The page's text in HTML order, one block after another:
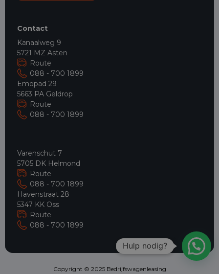
Contact
Kanaalweg 9
5721 MZ Asten
Route
088 - 700 1899
Emopad 29
5663 PA Geldrop
Route
088 - 700 1899
Varenschut 7
5705 DK Helmond
Route
088 - 700 1899
Havenstraat 28
5347 KK Oss
Route
088 - 700 1899
Copyright © 2025 Bedrijfswagenleasing
Hulp nodig?